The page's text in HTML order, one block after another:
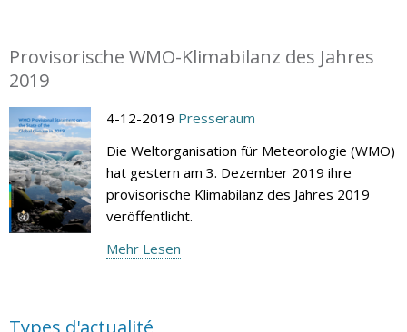
Provisorische WMO-Klimabilanz des Jahres
2019
4-12-2019 Presseraum
Die Weltorganisation für Meteorologie (WMO)
hat gestern am 3. Dezember 2019 ihre
provisorische Klimabilanz des Jahres 2019
veröffentlicht.
Mehr Lesen
Types d'actualité